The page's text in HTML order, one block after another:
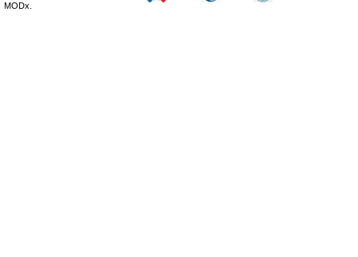
MODx.